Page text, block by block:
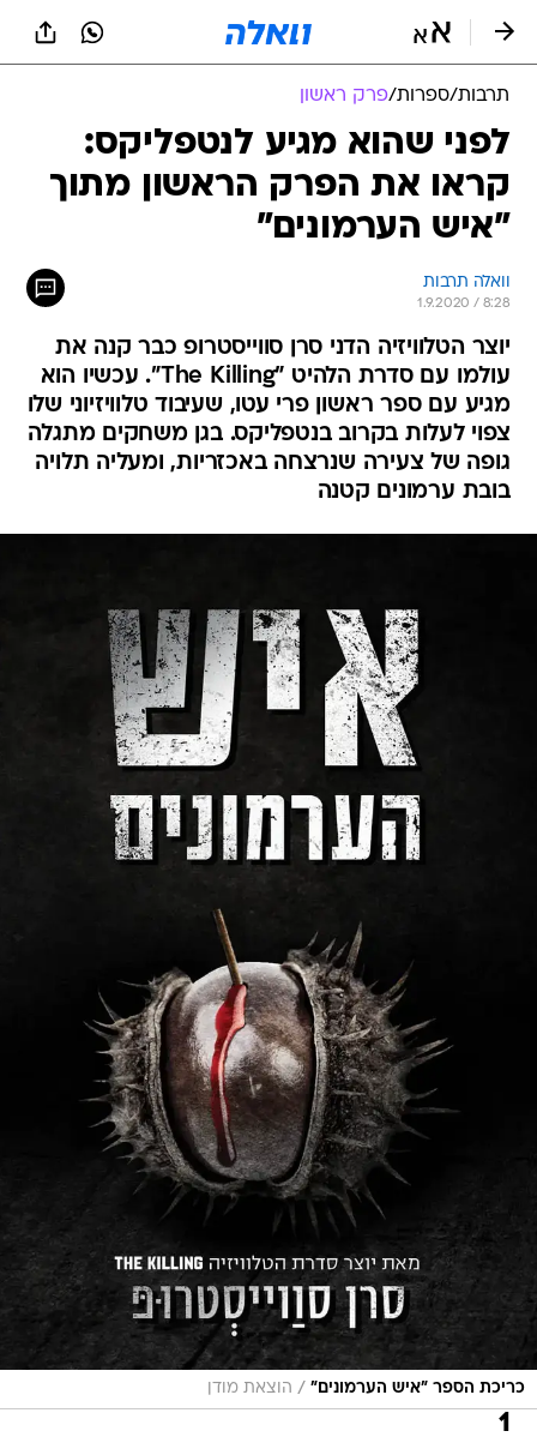
תרבות/ספרות/פרק ראשון
לפני שהוא מגיע לנטפליקס:
קראו את הפרק הראשון מתוך
"איש הערמונים"
וואלה תרבות
1.9.2020 / 8:28
יוצר הטלוויזיה הדני סרן סווייסטרופ כבר קנה את
עולמו עם סדרת הלהיט "The Killing". עכשיו הוא
מגיע עם ספר ראשון פרי עטו, שעיבוד טלוויזיוני שלו
צפוי לעלות בקרוב בנטפליקס. בגן משחקים מתגלה
גופה של צעירה שנרצחה באכזריות, ומעליה תלויה
בובת ערמונים קטנה
כריכת הספר "איש הערמונים" / הוצאת מודן
1